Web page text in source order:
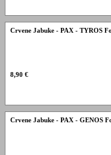
Crvene Jabuke - PAX - TYROS
8,90 €
Crvene Jabuke - PAX - GENOS